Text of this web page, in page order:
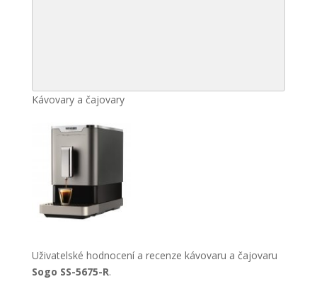
Kávovary a čajovary
Uživatelské hodnocení a recenze kávovaru a čajovaru
Sogo SS-5675-R.